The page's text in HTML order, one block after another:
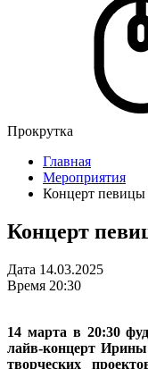
Прокрутка
Главная
Мероприятия
Концерт
Концерт
Дата 14.03.2025
Время 20:30
14 марта в 20:30
лайв-концерт Ирины
творческих